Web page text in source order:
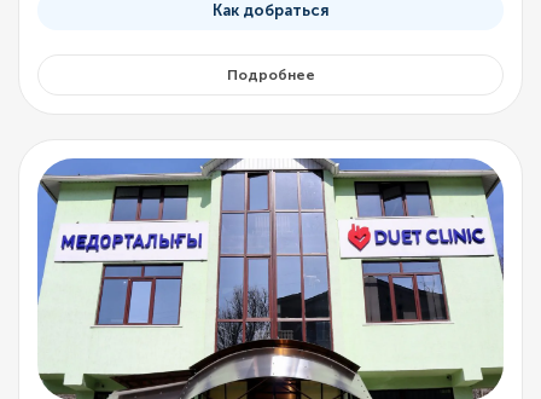
Как добраться
Подробнее